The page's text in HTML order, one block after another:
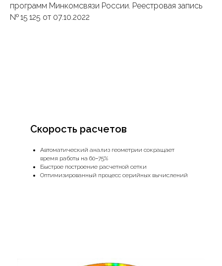
программ Минкомсвязи России. Реестровая запись
№ 15 125 от 07.10.2022
Скорость расчетов
Автоматический анализ геометрии сокращает
время работы на 60−75%
Быстрое построение расчетной сетки
Оптимизированный процесс серийных вычислений